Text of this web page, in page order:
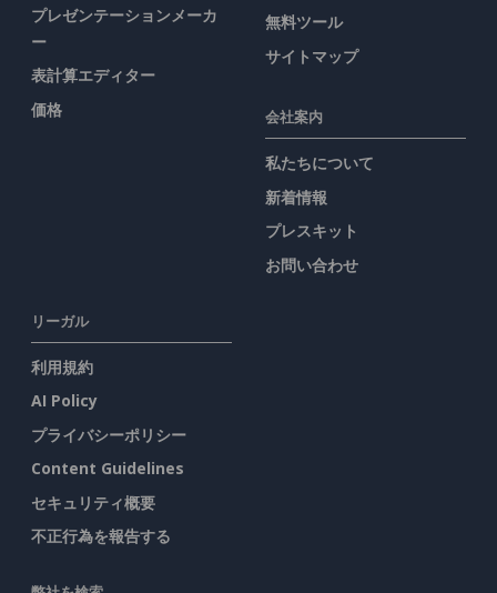
プレゼンテーションメーカ
ー
表計算エディター
価格
無料ツール
サイトマップ
会社案内
私たちについて
新着情報
プレスキット
お問い合わせ
リーガル
利用規約
AI Policy
プライバシーポリシー
Content Guidelines
セキュリティ概要
不正行為を報告する